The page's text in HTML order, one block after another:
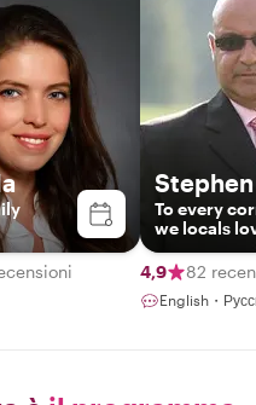
Stephen
To every
we locals
Prague
4,9
82
English・